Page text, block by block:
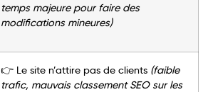
temps majeure pour faire des
modifications mineures)
👉 Le site n’attire pas de clients (faible
trafic, mauvais classement SEO sur les